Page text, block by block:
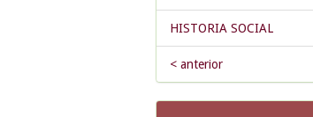
HISTORIA SOCIAL
< anterior